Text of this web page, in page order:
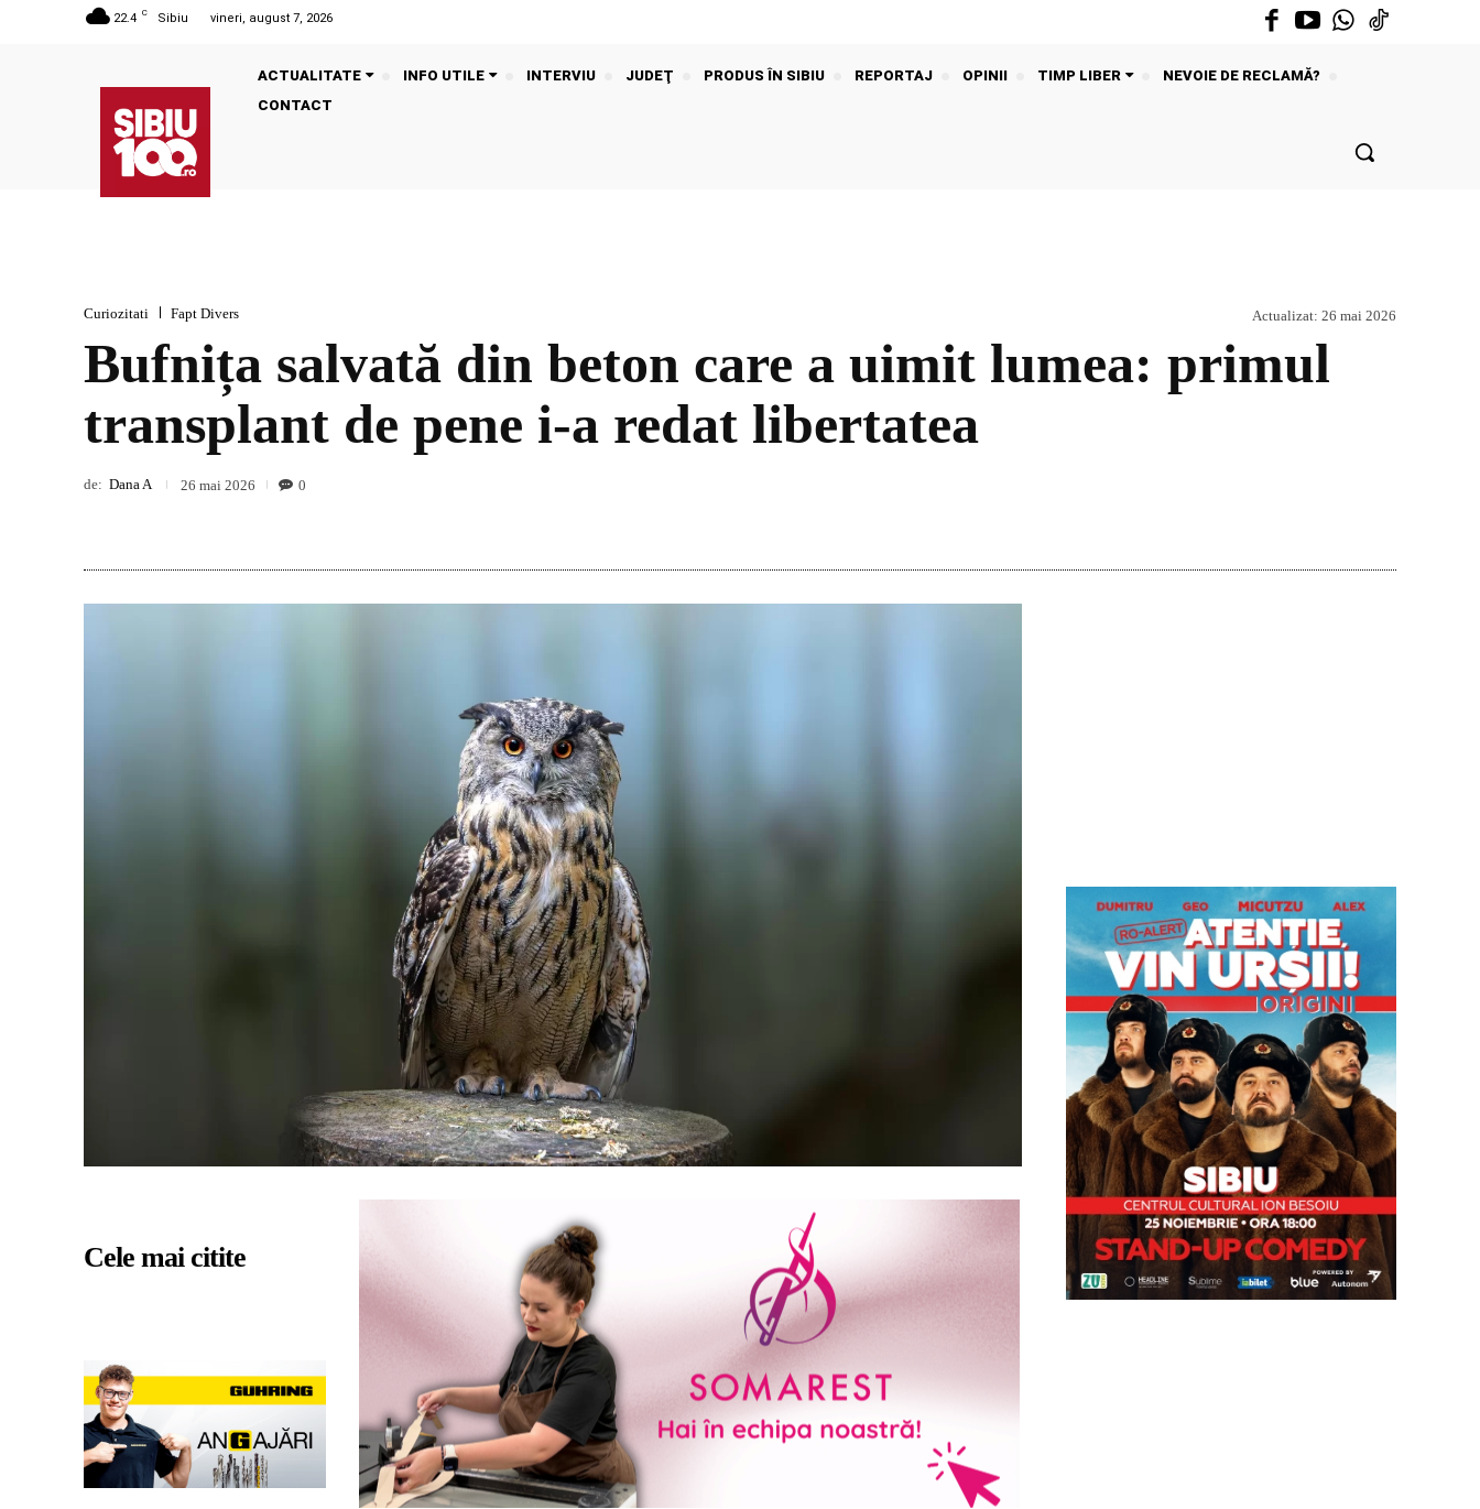
22.4 C Sibiu vineri, august 7, 2026
ACTUALITATE INFO UTILE INTERVIU JUDEŢ PRODUS ÎN SIBIU REPORTAJ OPINII TIMP LIBER
NEVOIE DE RECLAMĂ?
CONTACT
Curiozitati Fapt Divers Actualizat: 26 mai 2026
Bufnița salvată din beton care a uimit lumea: primul
transplant de pene i-a redat libertatea
de: Dana A 26 mai 2026 0
Cele mai citite